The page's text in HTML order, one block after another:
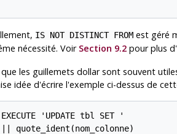
IS NOT DISTINCT FROMest géré
nécessité. Voir Section 9.2pour plus
les guillemets dollar sont souvent
idée d'écrire l'exemple ci-dessus de
'UPDATE tbl SET '
quote_ident(nom_colonne)